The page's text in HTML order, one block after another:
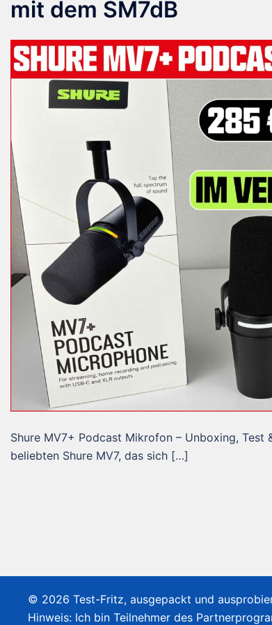
mit dem SM7dB
Shure MV7+ Podcast Mikrofon – Unboxing, Test
beliebten Shure MV7, das sich […]
© 2026 Test-Fritz, ausgepackt und
Hinweis: Ich bin Teilnehmer des